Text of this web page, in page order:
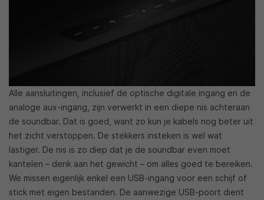
Alle aansluitingen, inclusief de optische digitale ingang en de
analoge aux-ingang, zijn verwerkt in een diepe nis achteraan
de soundbar. Dat is goed, want zo kun je kabels nog beter uit
het zicht verstoppen. De stekkers insteken is wel wat
lastiger. De nis is zo diep dat je de soundbar even moet
kantelen – denk aan het gewicht – om alles goed te bereiken.
We missen eigenlijk enkel een USB-ingang voor een schijf of
stick met eigen bestanden. De aanwezige USB-poort dient